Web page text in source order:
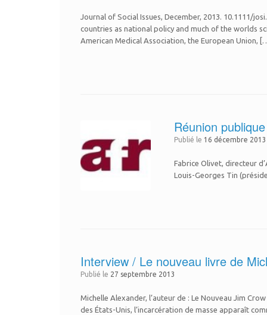
Journal of Social Issues, December, 2013. 10.1111/
countries as national policy and much of the worlds
American Medical Association, the European Union,
Réunion
Publié le 16 décembre 2013
Fabrice Olivet, directeur
Louis-Georges Tin
Interview / Le nouveau livre de
Publié le 27 septembre 2013
Michelle Alexander, l’auteur de : Le Nouveau Jim
des États-Unis, l’incarcération de masse apparaît